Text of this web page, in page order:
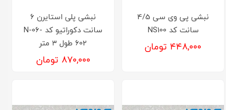
نبشی پی وی سی 4/5
سانت کد NS100
۴۴۸,۰۰۰ تومان
نبشی پلی استایرن 6
سانت دکوراتیو کد N-06-
602 طول ۳ متر
۸۷۰,۰۰۰ تومان